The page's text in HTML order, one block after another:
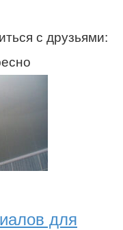
с друзьями:
для